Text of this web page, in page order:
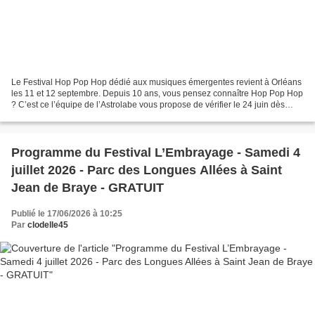
Le Festival Hop Pop Hop dédié aux musiques émergentes revient à Orléans
les 11 et 12 septembre. Depuis 10 ans, vous pensez connaître Hop Pop Hop
? C’est ce l’équipe de l’Astrolabe vous propose de vérifier le 24 juin dès
Programme du Festival L’Embrayage - Samedi 4
juillet 2026 - Parc des Longues Allées à Saint
Jean de Braye - GRATUIT
Publié le 17/06/2026 à 10:25
Par clodelle45